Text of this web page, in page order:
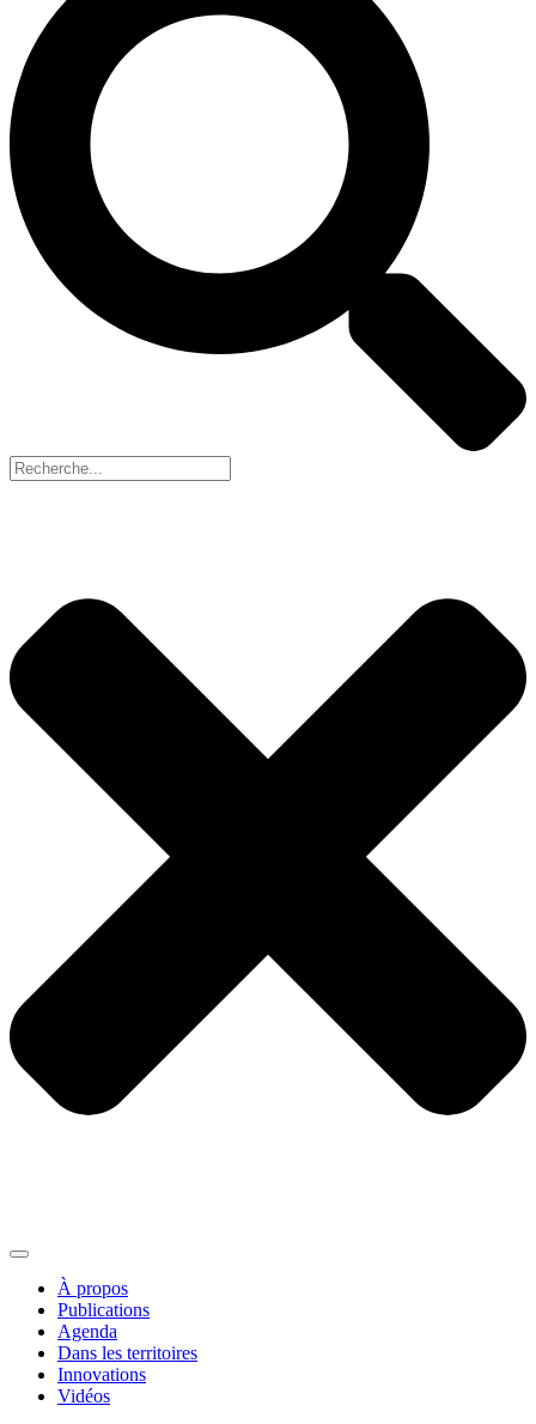
À propos
Publications
Agenda
Dans les territoires
Innovations
Vidéos